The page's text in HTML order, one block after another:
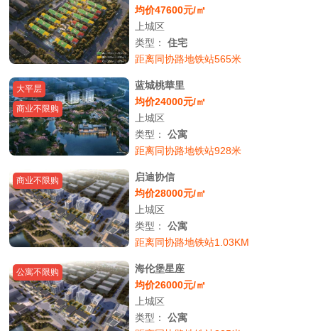
均价47600元/㎡
上城区
类型：住宅
距离同协路地铁站565米
大平层
商业不限购
蓝城桃華里
均价24000元/㎡
上城区
类型：公寓
距离同协路地铁站928米
商业不限购
启迪协信
均价28000元/㎡
上城区
类型：公寓
距离同协路地铁站1.03KM
公寓不限购
海伦堡星座
均价26000元/㎡
上城区
类型：公寓